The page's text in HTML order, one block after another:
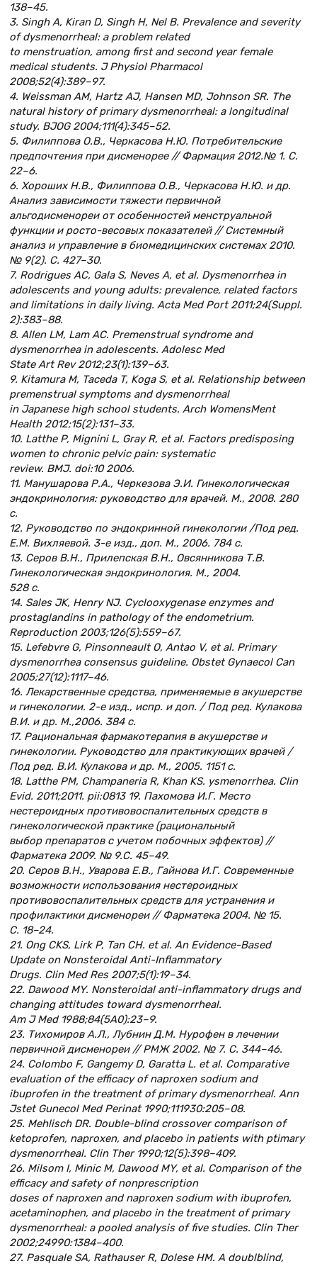
138–45.
3. Singh A, Kiran D, Singh H, Nel B. Prevalence and severity
of dysmenorrheal: a problem related
to menstruation, among first and second year female
medical students. J Physiol Pharmacol
2008;52(4):389–97.
4. Weissman AM, Hartz AJ, Hansen MD, Johnson SR. The
natural history of primary dysmenorrheal: a longitudinal
study. BJOG 2004;111(4):345–52.
5. Филиппова О.В., Черкасова Н.Ю. Потребительские
предпочтения при дисменорее // Фармация 2012.№ 1. С.
22–6.
6. Хороших Н.В., Филиппова О.В., Черкасова Н.Ю. и др.
Анализ зависимости тяжести первичной
альгодисменореи от особенностей менструальной
функции и росто-весовых показателей // Системный
анализ и управление в биомедицинских системах 2010.
№ 9(2). С. 427–30.
7. Rodrigues AC, Gala S, Neves A, et al. Dysmenorrhea in
adolescents and young adults: prevalence, related factors
and limitations in daily living. Acta Med Port 2011;24(Suppl.
2):383–88.
8. Allen LM, Lam AC. Premenstrual syndrome and
dysmenorrhea in adolescents. Adolesc Med
State Art Rev 2012;23(1):139–63.
9. Kitamura M, Taceda T, Koga S, et al. Relationship between
premenstrual symptoms and dysmenorrheal
in Japanese high school students. Arch WomensMent
Health 2012;15(2):131–33.
10. Latthe P, Mignini L, Gray R, et al. Factors predisposing
women to chronic pelvic pain: systematic
review. BMJ. doi:10 2006.
11. Манушарова Р.А., Черкезова Э.И. Гинекологическая
эндокринология: руководство для врачей. М., 2008. 280
с.
12. Руководство по эндокринной гинекологии /Под ред.
Е.М. Вихляевой. 3-е изд., доп. М., 2006. 784 с.
13. Серов В.Н., Прилепская В.Н., Овсянникова Т.В.
Гинекологическая эндокринология. М., 2004.
528 с.
14. Sales JK, Henry NJ. Cyclooxygenase enzymes and
prostaglandins in pathology of the endometrium.
Reproduction 2003;126(5):559–67.
15. Lefebvre G, Pinsonneault O, Antao V, et al. Primary
dysmenorrhea consensus guideline. Obstet Gynaecol Can
2005;27(12):1117–46.
16. Лекарственные средства, применяемые в акушерстве
и гинекологии. 2-е изд., испр. и доп. / Под ред. Кулакова
В.И. и др. М.,2006. 384 с.
17. Рациональная фармакотерапия в акушерстве и
гинекологии. Руководство для практикующих врачей /
Под ред. В.И. Кулакова и др. М., 2005. 1151 с.
18. Latthe PM, Champaneria R, Khan KS. ysmenorrhea. Clin
Evid. 2011;2011. pii:0813 19. Пахомова И.Г. Место
нестероидных противовоспалительных средств в
гинекологической практике (рациональный
выбор препаратов с учетом побочных эффектов) //
Фарматека 2009. № 9.С. 45–49.
20. Серов В.Н., Уварова Е.В., Гайнова И.Г. Современные
возможности использования нестероидных
противовоспалительных средств для устранения и
профилактики дисменореи // Фарматека 2004. № 15.
С. 18–24.
21. Ong CKS, Lirk P, Tan CH. et al. An Evidence-Based
Update on Nonsteroidal Anti-Inflammatory
Drugs. Clin Med Res 2007;5(1):19–34.
22. Dawood MY. Nonsteroidal anti-inflammatory drugs and
changing attitudes toward dysmenorrheal.
Am J Med 1988;84(5A0):23–9.
23. Тихомиров А.Л., Лубнин Д.М. Нурофен в лечении
первичной дисменореи // РМЖ 2002. № 7. С. 344–46.
24. Colombo F, Gangemy D, Garatta L. et al. Comparative
evaluation of the efficacy of naproxen sodium and
ibuprofen in the treatment of primary dysmenorrheal. Ann
Jstet Gunecol Med Perinat 1990;111930:205–08.
25. Mehlisch DR. Double-blind crossover comparison of
ketoprofen, naproxen, and placebo in patients with ptimary
dysmenorrheal. Clin Ther 1990;12(5):398–409.
26. Milsom I, Minic M, Dawood MY, et al. Comparison of the
efficacy and safety of nonprescription
doses of naproxen and naproxen sodium with ibuprofen,
acetaminophen, and placebo in the treatment of primary
dysmenorrheal: a pooled analysis of five studies. Clin Ther
2002;24990:1384–400.
27. Pasquale SA, Rathauser R, Dolese HM. A doublblind,